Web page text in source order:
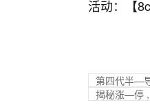
活动：【
第四代半—
揭秘涨—停